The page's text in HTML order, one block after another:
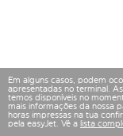
Em alguns casos, podem
apresentadas no terminal.
temos disponíveis no
mais informações da nossa
horas impressas na tua
pela easyJet. Vê a lista